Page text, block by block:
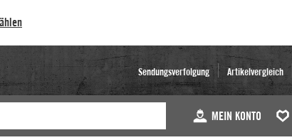
Sendungsverfolgung Artikelvergleich
MEIN KONTO